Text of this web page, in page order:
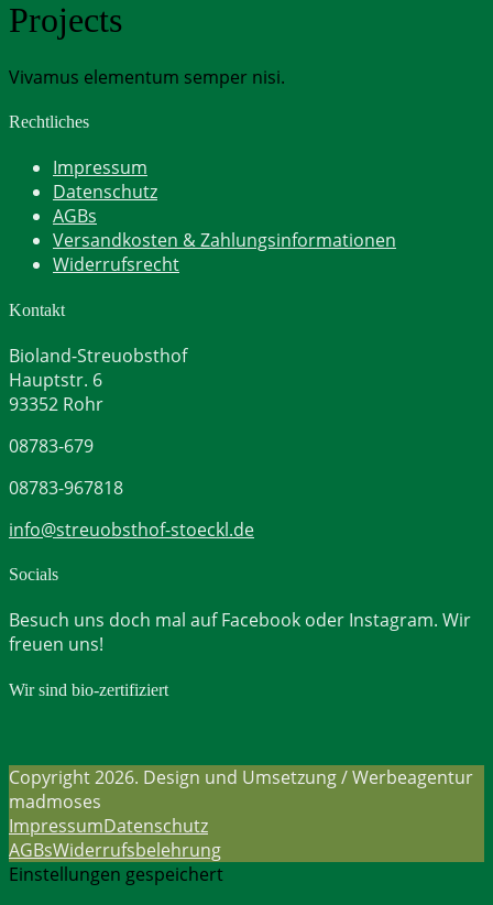
Projects
Vivamus elementum semper nisi.
Rechtliches
Impressum
Datenschutz
AGBs
Versandkosten & Zahlungsinformationen
Widerrufsrecht
Kontakt
Bioland-Streuobsthof
Hauptstr. 6
93352 Rohr
08783-679
08783-967818
info@streuobsthof-stoeckl.de
Socials
Besuch uns doch mal auf Facebook oder Instagram. Wir
freuen uns!
Wir sind bio-zertifiziert
Copyright 2026. Design und Umsetzung / Werbeagentur
madmoses
ImpressumDatenschutz
AGBsWiderrufsbelehrung
Einstellungen gespeichert